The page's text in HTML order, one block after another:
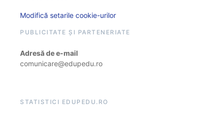
Modifică setarile cookie-urilor
PUBLICITATE ȘI PARTENERIATE
Adresă de e-mail
comunicare@edupedu.ro
STATISTICI EDUPEDU.RO